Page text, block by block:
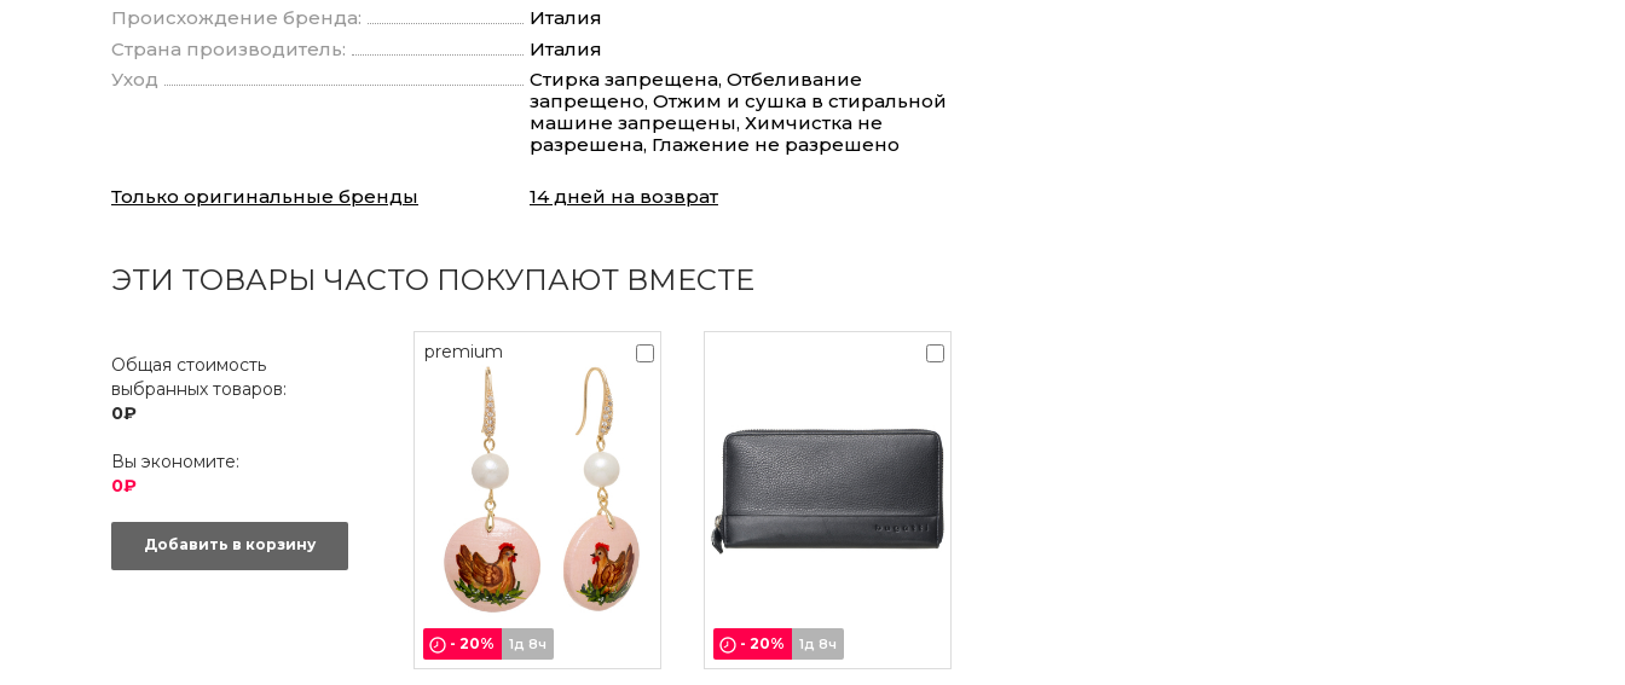
Происхождение бренда:
Италия
Страна производитель:
Италия
Уход
Стирка запрещена, Отбеливание
запрещено, Отжим и сушка в стиральной
машине запрещены, Химчистка не
разрешена, Глажение не разрешено
Только оригинальные бренды 14 дней на возврат
ЭТИ ТОВАРЫ ЧАСТО ПОКУПАЮТ ВМЕСТЕ
Общая стоимость
выбранных товаров:
0₽
Вы экономите:
0₽
Добавить в корзину
premium
- 20% 1д 8ч - 20% 1д 8ч